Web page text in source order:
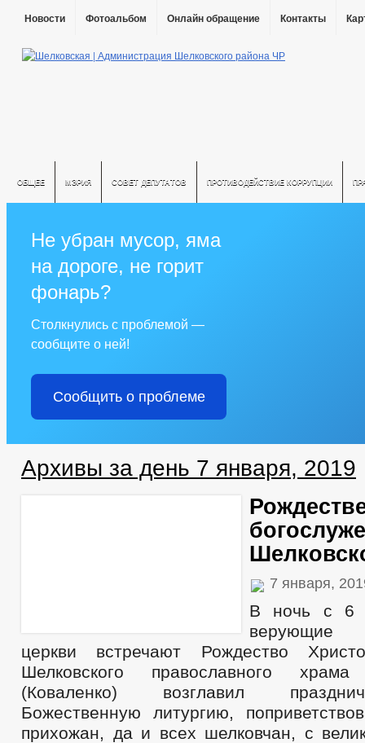
Новости Фотоальбом Онлайн обращение Контакты
ОБЩЕЕ МЭРИЯ СОВЕТ ДЕПУТАТОВ ПРОТИВОДЕЙСТВИЕ КОРРУПЦИИ
Не убран мусор, яма
на дороге, не горит
фонарь?
Столкнулись с проблемой —
сообщите о ней!
Сообщить о проблеме
Архивы за день 7 января, 2019
7 января,
В ночь с 6
верующие
церкви встречают Рождество
Шелковского православного
(Коваленко) возглавил
Божественную литургию,
прихожан, да и всех шелковчан, с